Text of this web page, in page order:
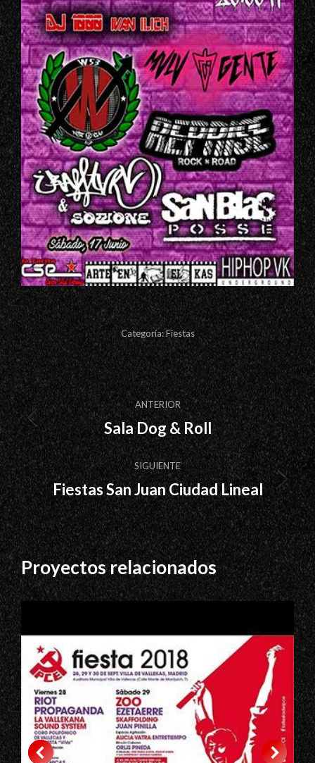
Categoría:Fiestas
Navegación
entre
proyectos
ANTERIOR
Proyecto
anterior
Sala Dog & Roll
SIGUIENTE
Proyecto
siguiente
Fiestas San Juan Ciudad Lineal
Proyectos relacionados